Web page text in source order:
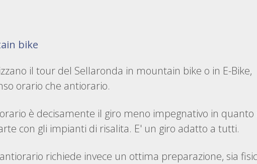
bike
il tour del Sellaronda in mountain bike o in E-Bike,
orario che antiorario.
è decisamente il giro meno impegnativo in quanto
con gli impianti di risalita. E' un giro adatto a tutti.
richiede invece un ottima preparazione, sia